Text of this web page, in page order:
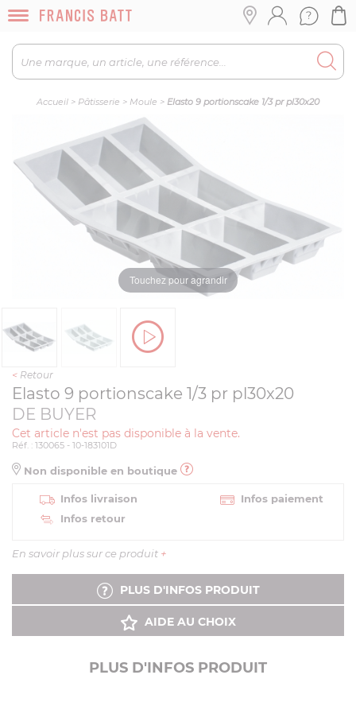
Accueil > Pâtisserie > Moule > Elasto 9 portionscake 1/3 pr pl30x20
Touchez pour agrandir
< Retour
Elasto 9 portionscake 1/3 pr pl30x20
DE BUYER
Cet article n'est pas disponible à la vente.
Réf. : 130065 - 10-183101D
Non disponible en boutique
Infos livraison
Infos paiement
Infos retour
En savoir plus sur ce produit +
PLUS D'INFOS PRODUIT
AIDE AU CHOIX
PLUS D'INFOS PRODUIT